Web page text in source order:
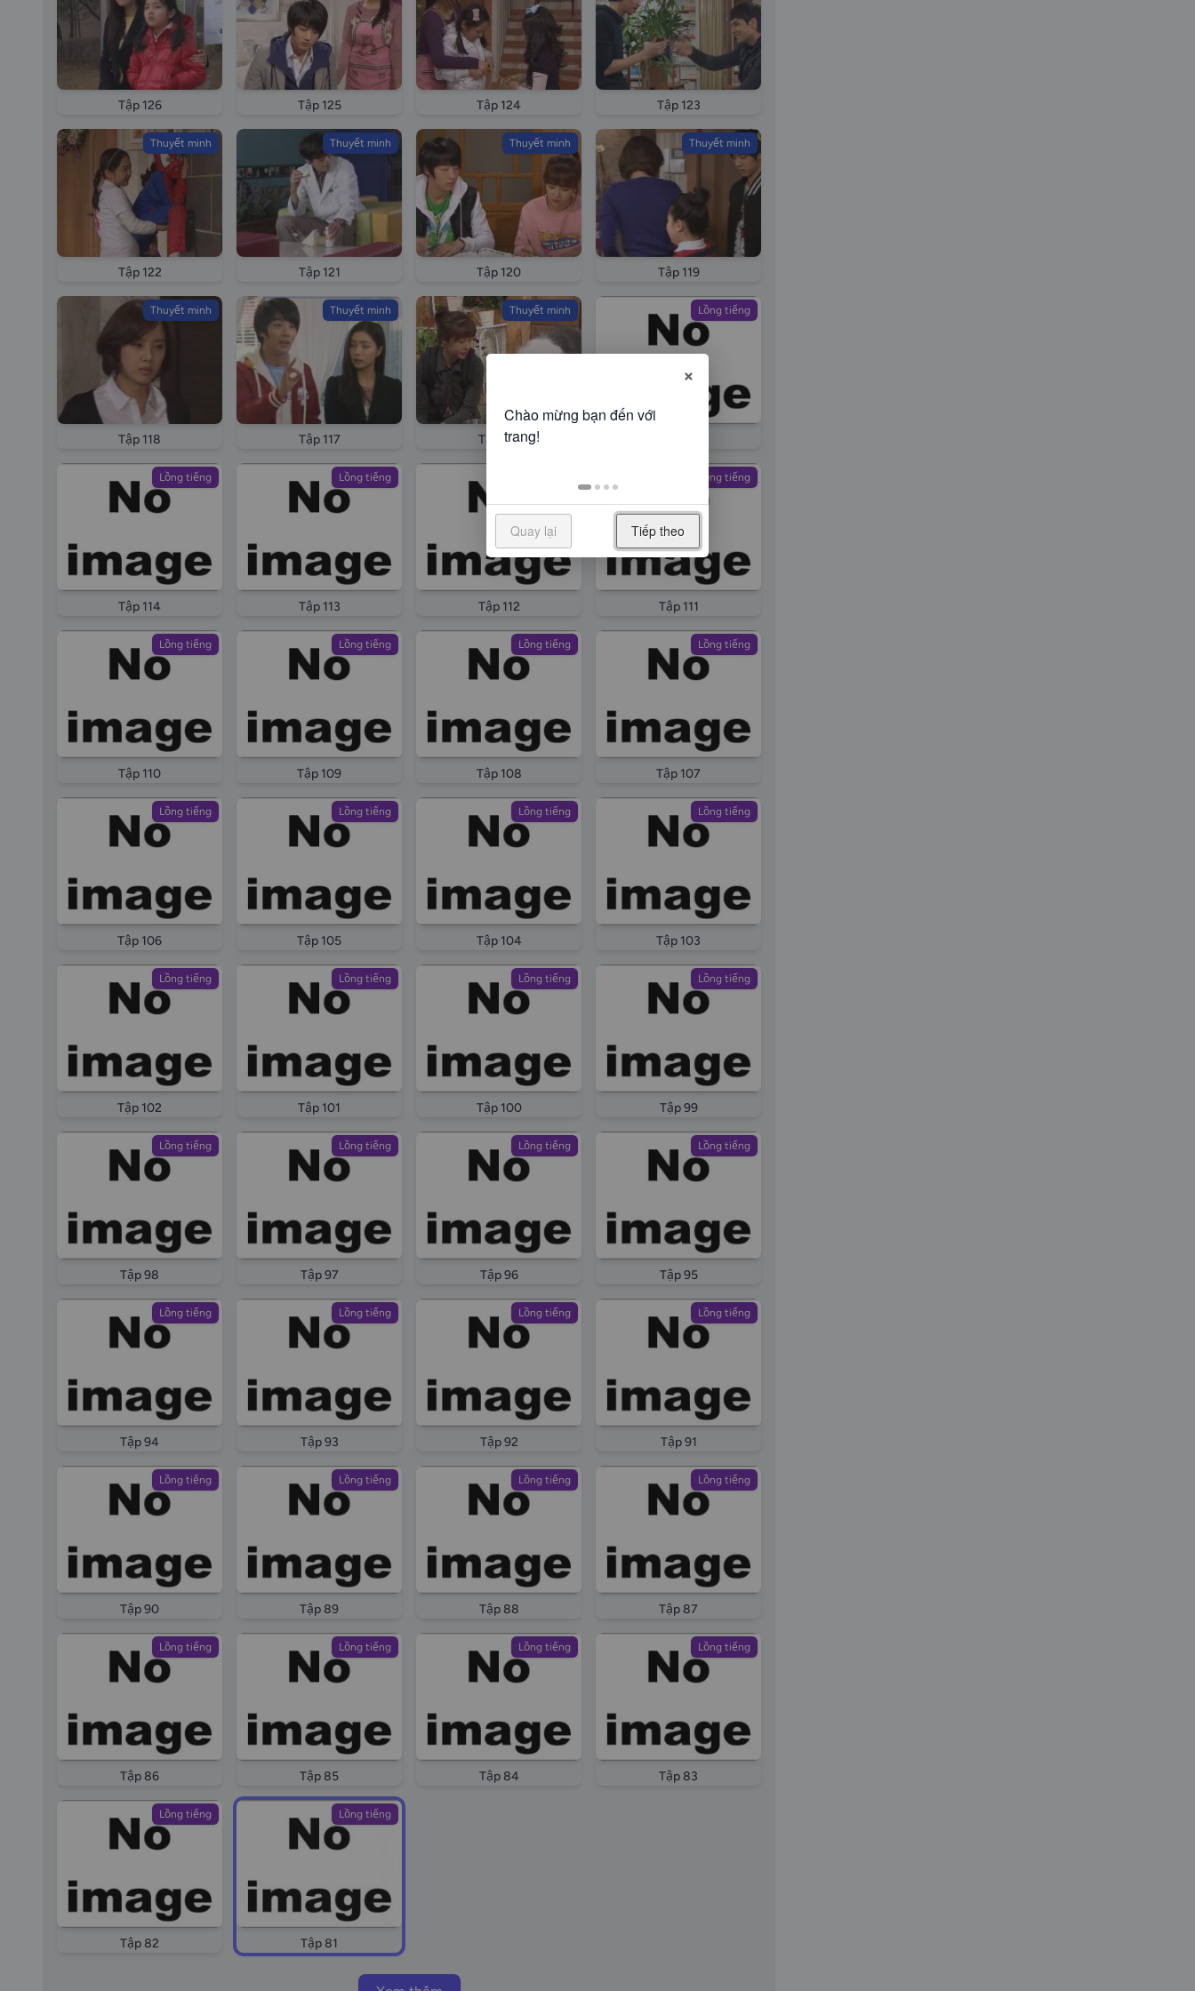
Tập 126 Tập 125 Tập 124 Tập 123
Thuyết minh
Tập 122
Thuyết minh
Tập 121
Thuyết minh
Tập 120
Thuyết minh
Tập 119
Thuyết minh
Tập 118
Thuyết minh
Tập 117
Thuyết minh
Tập 116
Lồng tiếng
Lồng tiếng
Tập 114
Lồng tiếng
Tập 113 Tập 112
Lồng tiếng
Tập 111
Lồng tiếng
Tập 110
Lồng tiếng
Tập 109
Lồng tiếng
Tập 108
Lồng tiếng
Tập 107
Lồng tiếng
Tập 106
Lồng tiếng
Tập 105
Lồng tiếng
Tập 104
Lồng tiếng
Tập 103
Lồng tiếng
Tập 102
Lồng tiếng
Tập 101
Lồng tiếng
Tập 100
Lồng tiếng
Tập 99
Lồng tiếng
Tập 98
Lồng tiếng
Tập 97
Lồng tiếng
Tập 96
Lồng tiếng
Tập 95
Lồng tiếng
Tập 94
Lồng tiếng
Tập 93
Lồng tiếng
Tập 92
Lồng tiếng
Tập 91
Lồng tiếng
Tập 90
Lồng tiếng
Tập 89
Lồng tiếng
Tập 88
Lồng tiếng
Tập 87
Lồng tiếng
Tập 86
Lồng tiếng
Tập 85
Lồng tiếng
Tập 84
Lồng tiếng
Tập 83
Lồng tiếng
Tập 82
Lồng tiếng
Tập 81
×
Quay lại Tiếp theo